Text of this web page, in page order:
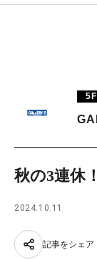
ニュース
PARCOメンバー
한국어
5F
秋の3連休
2024.10.11
記事をシェア